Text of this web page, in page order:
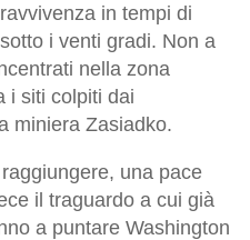
in tempi di
i venti gradi. Non a
nella zona
i siti colpiti dai
miniera Zasiadko.
una pace
il traguardo a cui già
a puntare Washington